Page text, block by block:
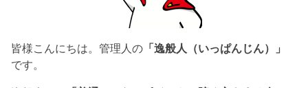
皆様こんにちは。管理人の 「逸般人（いっぱんじん）」
です。